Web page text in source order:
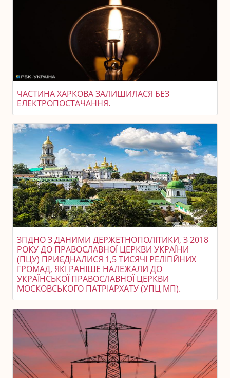
ЧАСТИНА ХАРКОВА ЗАЛИШИЛАСЯ БЕЗ
ЕЛЕКТРОПОСТАЧАННЯ.
ЗГІДНО З ДАНИМИ ДЕРЖЕТНОПОЛІТИКИ, З 2018
РОКУ ДО ПРАВОСЛАВНОЇ ЦЕРКВИ УКРАЇНИ
(ПЦУ) ПРИЄДНАЛИСЯ 1,5 ТИСЯЧІ РЕЛІГІЙНИХ
ГРОМАД, ЯКІ РАНІШЕ НАЛЕЖАЛИ ДО
УКРАЇНСЬКОЇ ПРАВОСЛАВНОЇ ЦЕРКВИ
МОСКОВСЬКОГО ПАТРІАРХАТУ (УПЦ МП).